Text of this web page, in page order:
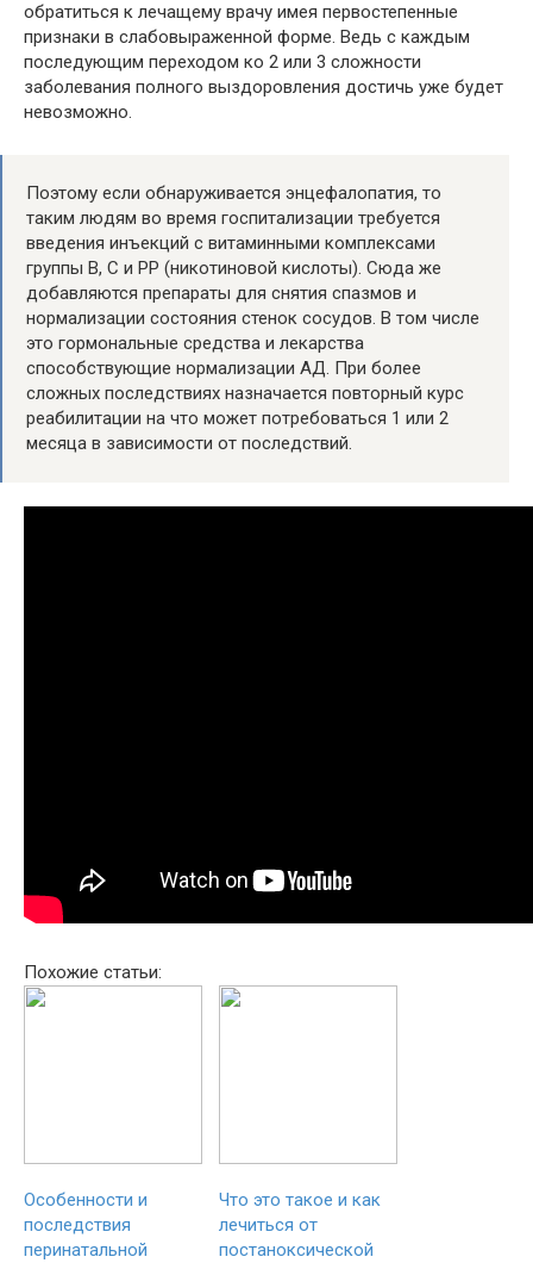
обратиться к лечащему врачу имея первостепенные
признаки в слабовыраженной форме. Ведь с каждым
последующим переходом ко 2 или 3 сложности
заболевания полного выздоровления достичь уже будет
невозможно.
Поэтому если обнаруживается энцефалопатия, то
таким людям во время госпитализации требуется
введения инъекций с витаминными комплексами
группы B, С и РР (никотиновой кислоты). Сюда же
добавляются препараты для снятия спазмов и
нормализации состояния стенок сосудов. В том числе
это гормональные средства и лекарства
способствующие нормализации АД. При более
сложных последствиях назначается повторный курс
реабилитации на что может потребоваться 1 или 2
месяца в зависимости от последствий.
Похожие статьи:
Особенности и
последствия
перинатальной
Что это такое и как
лечиться от
постаноксической